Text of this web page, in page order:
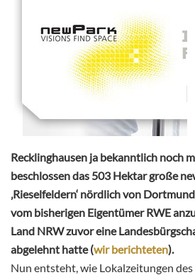
Recklinghausen ja bekanntlich noch
beschlossen das 503 Hektar große
‚Rieselfeldern‘ nördlich von
vom bisherigen Eigentümer RWE
Land NRW zuvor eine
abgelehnt hatte (wir berichteten).
Nun entsteht, wie Lokalzeitungen